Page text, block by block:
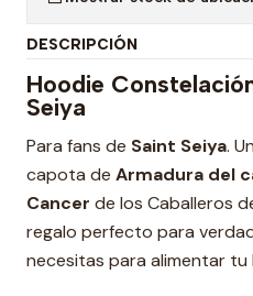
DESCRIPCIÓN
Hoodie
Seiya
Para fans de Saint Seiya.
capota de Armadura del
Cancer de los Caballeros
regalo perfecto para
necesitas para alimentar tu